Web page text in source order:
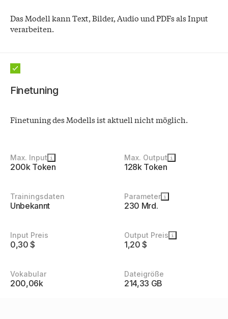
Das Modell kann Text, Bilder, Audio und PDFs als Input
verarbeiten.
Finetuning
Finetuning des Modells ist aktuell nicht möglich.
Details
zum
Modell
Max. Input
200k Token
Max. Output
128k Token
Trainingsdaten
Unbekannt
Parameter
230 Mrd.
Input Preis
0,30 $
Output Preis
1,20 $
Vokabular
200,06k
Dateigröße
214,33 GB